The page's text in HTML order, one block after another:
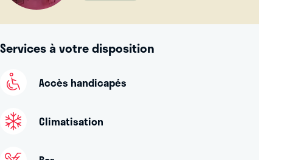
Services à votre disposition
Accès handicapés
Climatisation